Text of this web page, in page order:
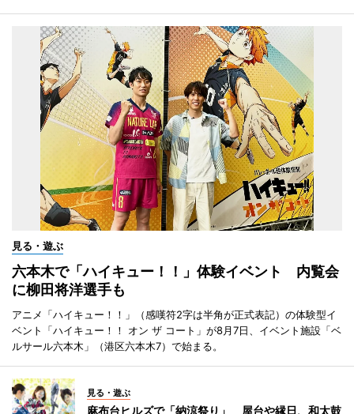
見る・遊ぶ
六本木で「ハイキュー！！」体験イベント 内覧会
に柳田将洋選手も
アニメ「ハイキュー！！」（感嘆符2字は半角が正式表記）の体験型イ
ベント「ハイキュー！！ オン ザ コート」が8月7日、イベント施設「ベ
ルサール六本木」（港区六本木7）で始まる。
見る・遊ぶ
麻布台ヒルズで「納涼祭り」 屋台や縁日、和太鼓